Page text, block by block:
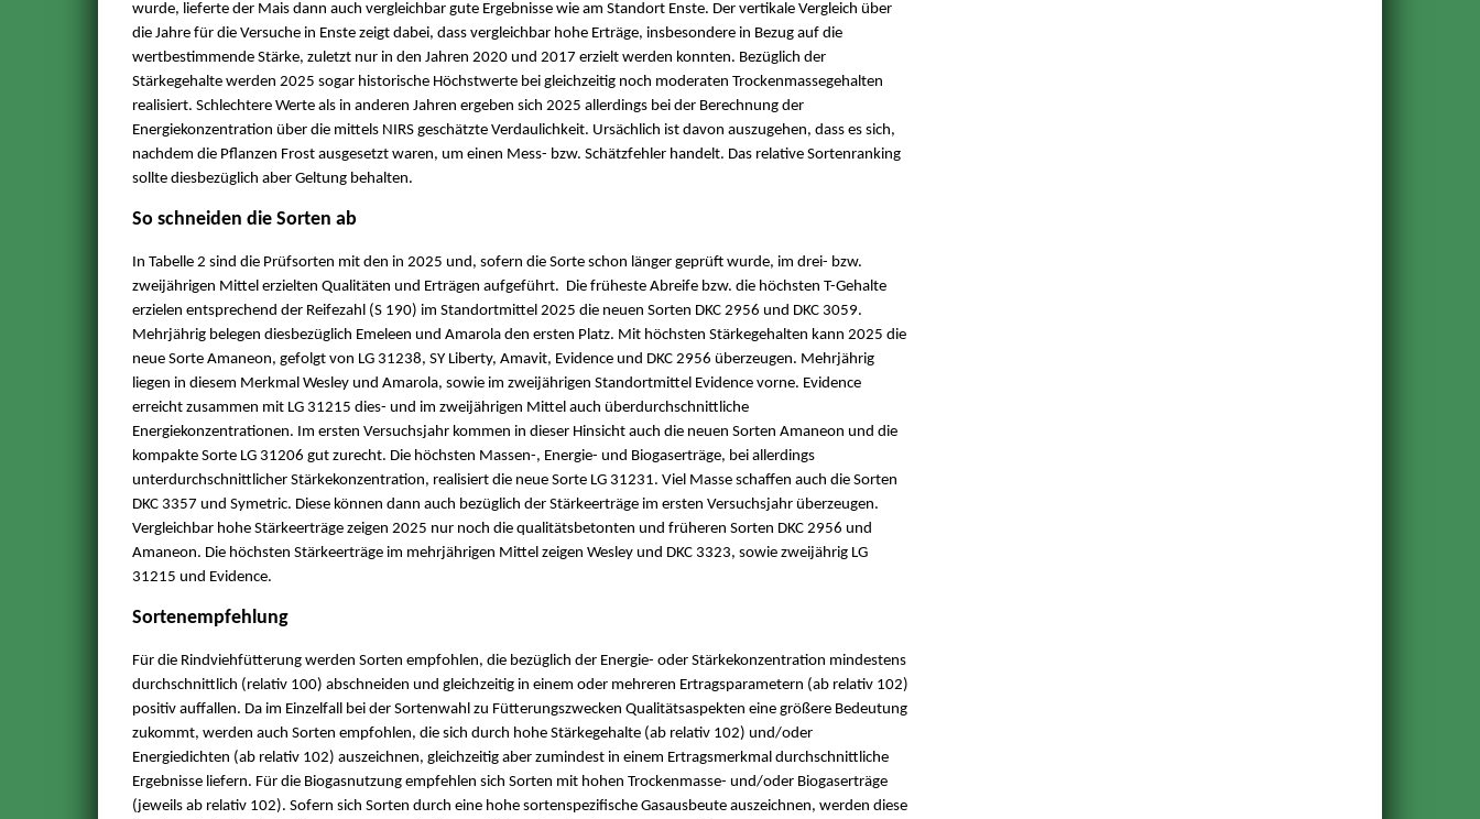
wurde, lieferte der Mais dann auch vergleichbar gute Ergebnisse wie am Standort Enste. Der vertikale Vergleich über
die Jahre für die Versuche in Enste zeigt dabei, dass vergleichbar hohe Erträge, insbesondere in Bezug auf die
wertbestimmende Stärke, zuletzt nur in den Jahren 2020 und 2017 erzielt werden konnten. Bezüglich der
Stärkegehalte werden 2025 sogar historische Höchstwerte bei gleichzeitig noch moderaten Trockenmassegehalten
realisiert. Schlechtere Werte als in anderen Jahren ergeben sich 2025 allerdings bei der Berechnung der
Energiekonzentration über die mittels NIRS geschätzte Verdaulichkeit. Ursächlich ist davon auszugehen, dass es sich,
nachdem die Pflanzen Frost ausgesetzt waren, um einen Mess- bzw. Schätzfehler handelt. Das relative Sortenranking
sollte diesbezüglich aber Geltung behalten.
So schneiden die Sorten ab
In Tabelle 2 sind die Prüfsorten mit den in 2025 und, sofern die Sorte schon länger geprüft wurde, im drei- bzw.
zweijährigen Mittel erzielten Qualitäten und Erträgen aufgeführt. Die früheste Abreife bzw. die höchsten T-Gehalte
erzielen entsprechend der Reifezahl (S 190) im Standortmittel 2025 die neuen Sorten DKC 2956 und DKC 3059.
Mehrjährig belegen diesbezüglich Emeleen und Amarola den ersten Platz. Mit höchsten Stärkegehalten kann 2025 die
neue Sorte Amaneon, gefolgt von LG 31238, SY Liberty, Amavit, Evidence und DKC 2956 überzeugen. Mehrjährig
liegen in diesem Merkmal Wesley und Amarola, sowie im zweijährigen Standortmittel Evidence vorne. Evidence
erreicht zusammen mit LG 31215 dies- und im zweijährigen Mittel auch überdurchschnittliche
Energiekonzentrationen. Im ersten Versuchsjahr kommen in dieser Hinsicht auch die neuen Sorten Amaneon und die
kompakte Sorte LG 31206 gut zurecht. Die höchsten Massen-, Energie- und Biogaserträge, bei allerdings
unterdurchschnittlicher Stärkekonzentration, realisiert die neue Sorte LG 31231. Viel Masse schaffen auch die Sorten
DKC 3357 und Symetric. Diese können dann auch bezüglich der Stärkeerträge im ersten Versuchsjahr überzeugen.
Vergleichbar hohe Stärkeerträge zeigen 2025 nur noch die qualitätsbetonten und früheren Sorten DKC 2956 und
Amaneon. Die höchsten Stärkeerträge im mehrjährigen Mittel zeigen Wesley und DKC 3323, sowie zweijährig LG
31215 und Evidence.
Sortenempfehlung
Für die Rindviehfütterung werden Sorten empfohlen, die bezüglich der Energie- oder Stärkekonzentration mindestens
durchschnittlich (relativ 100) abschneiden und gleichzeitig in einem oder mehreren Ertragsparametern (ab relativ 102)
positiv auffallen. Da im Einzelfall bei der Sortenwahl zu Fütterungszwecken Qualitätsaspekten eine größere Bedeutung
zukommt, werden auch Sorten empfohlen, die sich durch hohe Stärkegehalte (ab relativ 102) und/oder
Energiedichten (ab relativ 102) auszeichnen, gleichzeitig aber zumindest in einem Ertragsmerkmal durchschnittliche
Ergebnisse liefern. Für die Biogasnutzung empfehlen sich Sorten mit hohen Trockenmasse- und/oder Biogaserträge
(jeweils ab relativ 102). Sofern sich Sorten durch eine hohe sortenspezifische Gasausbeute auszeichnen, werden diese